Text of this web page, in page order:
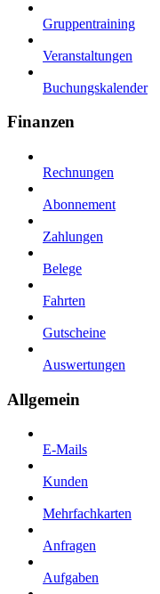
Gruppentraining
Veranstaltungen
Buchungskalender
Finanzen
Rechnungen
Abonnement
Zahlungen
Belege
Fahrten
Gutscheine
Auswertungen
Allgemein
E-Mails
Kunden
Mehrfachkarten
Anfragen
Aufgaben